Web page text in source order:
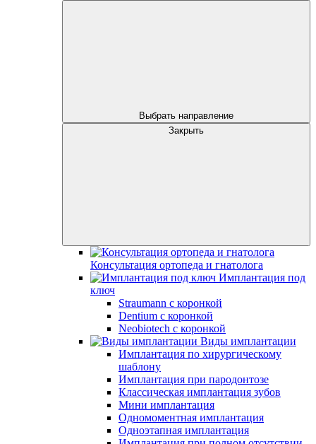
Выбрать направление
Закрыть
Консультация ортопеда и гнатолога
Имплантация под
ключ
Straumann с коронкой
Dentium с коронкой
Neobiotech с коронкой
Виды имплантации
Имплантация по хирургическому
шаблону
Имплантация при пародонтозе
Классическая имплантация зубов
Мини имплантация
Одномоментная имплантация
Одноэтапная имплантация